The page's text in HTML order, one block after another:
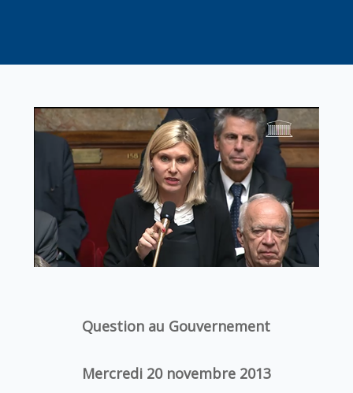
Question au Gouvernement
Mercredi 20 novembre 2013